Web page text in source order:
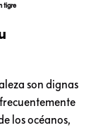
tigre
son dignas
los océanos,